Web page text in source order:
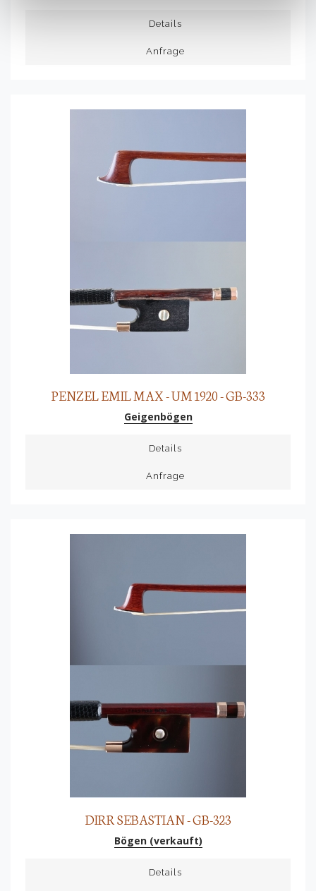
Details
Anfrage
PENZEL EMIL MAX - UM 1920 - GB-333
Geigenbögen
Details
Anfrage
DIRR SEBASTIAN - GB-323
Bögen (verkauft)
Details